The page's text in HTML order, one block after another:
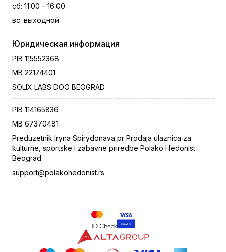
сб: 11:00 – 16:00
вс: выходной
Юридическая информация
PIB 115552368
MB 22174401
SOLIX LABS DOO BEOGRAD
PIB 114165836
MB 67370481
Preduzetnik Iryna Spirydonava pr Prodaja ulaznica za
kulturne, sportske i zabavne priredbe Polako Hedonist
Beograd
support@polakohedonist.rs